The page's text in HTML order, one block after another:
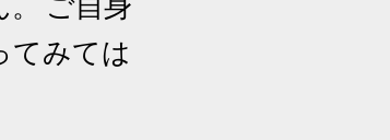
てみては